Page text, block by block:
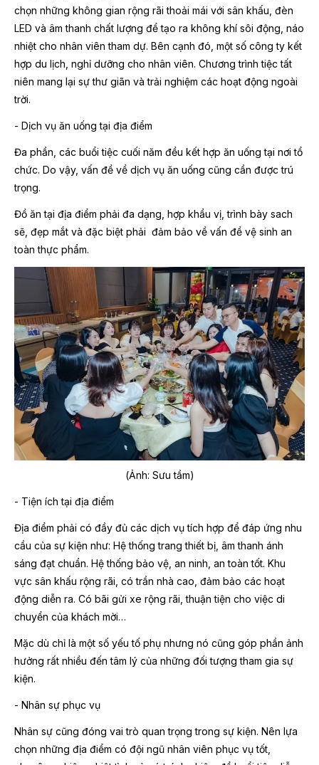
chọn những không gian rộng rãi thoải mái với sân khấu, đèn
LED và âm thanh chất lượng để tạo ra không khí sôi động, náo
nhiệt cho nhân viên tham dự. Bên cạnh đó, một số công ty kết
hợp du lịch, nghỉ dưỡng cho nhân viên. Chương trình tiệc tất
niên mang lại sự thư giãn và trải nghiệm các hoạt động ngoài
trời.
- Dịch vụ ăn uống tại địa điểm
Đa phần, các buổi tiệc cuối năm đều kết hợp ăn uống tại nơi tổ
chức. Do vậy, vấn đề về dịch vụ ăn uống cũng cần được trú
trọng.
Đồ ăn tại địa điểm phải đa dạng, hợp khẩu vị, trình bày sach
sẽ, đẹp mắt và đặc biệt phải đảm bảo về vấn đề vệ sinh an
toàn thực phẩm.
(Ảnh: Sưu tầm)
- Tiện ích tại địa điểm
Địa điểm phải có đầy đủ các dịch vụ tích hợp để đáp ứng nhu
cầu của sự kiện như: Hệ thống trang thiết bị, âm thanh ánh
sáng đạt chuẩn. Hệ thống bảo vệ, an ninh, an toàn tốt. Khu
vực sân khấu rộng rãi, có trần nhà cao, đảm bảo các hoạt
động diễn ra. Có bãi gửi xe rộng rãi, thuận tiện cho việc di
chuyển của khách mời…
Mặc dù chỉ là một số yếu tố phụ nhưng nó cũng góp phần ảnh
hưởng rất nhiều đến tâm lý của những đối tượng tham gia sự
kiện.
- Nhân sự phục vụ
Nhân sự cũng đóng vai trò quan trọng trong sự kiện. Nên lựa
chọn những địa điểm có đội ngũ nhân viên phục vụ tốt,